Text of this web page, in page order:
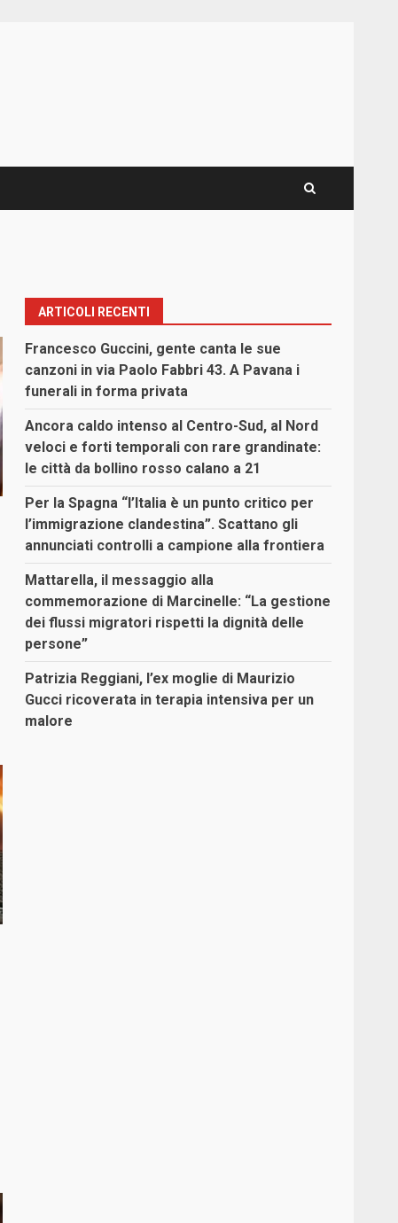
ARTICOLI RECENTI
Francesco Guccini, gente canta le sue
canzoni in via Paolo Fabbri 43. A Pavana i
funerali in forma privata
Ancora caldo intenso al Centro-Sud, al Nord
veloci e forti temporali con rare grandinate:
le città da bollino rosso calano a 21
Per la Spagna “l’Italia è un punto critico per
l’immigrazione clandestina”. Scattano gli
annunciati controlli a campione alla frontiera
Mattarella, il messaggio alla
commemorazione di Marcinelle: “La gestione
dei flussi migratori rispetti la dignità delle
persone”
Patrizia Reggiani, l’ex moglie di Maurizio
Gucci ricoverata in terapia intensiva per un
malore